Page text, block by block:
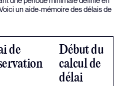
un aide-mémoire des délais de
de
Début du
calcul de
délai